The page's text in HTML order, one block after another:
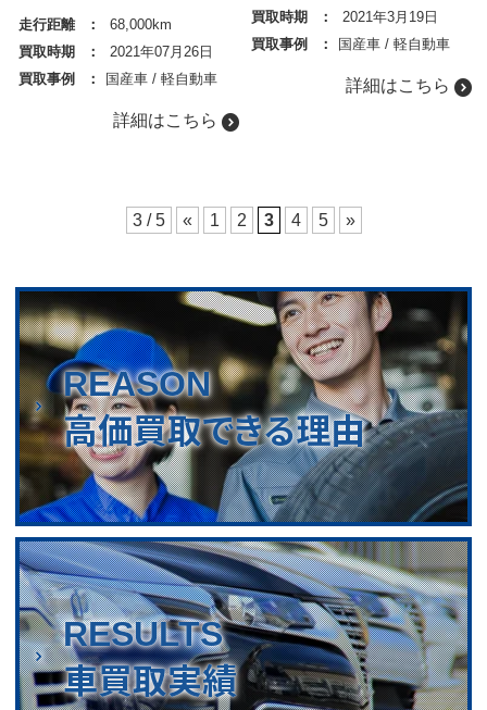
走行距離
68,000km
買取時期
2021年07月26日
買取事例
国産車 / 軽自動車
詳細はこちら
買取時期
2021年3月19日
買取事例
国産車 /軽自動車
詳細はこちら
3 / 5 « 1 2 3 4 5 »
REASON
高価買取できる理由
RESULTS
車買取実績